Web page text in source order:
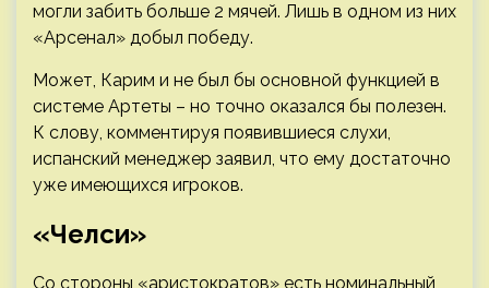
могли забить больше 2 мячей. Лишь в одном из них
«Арсенал» добыл победу.
Может, Карим и не был бы основной функцией в
системе Артеты – но точно оказался бы полезен.
К слову, комментируя появившиеся слухи,
испанский менеджер заявил, что ему достаточно
уже имеющихся игроков.
«Челси»
Со стороны «аристократов» есть номинальный